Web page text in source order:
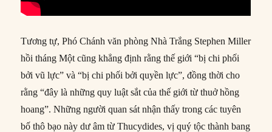
Tương tự, Phó Chánh văn phòng Nhà Trắng Stephen Miller
hồi tháng Một cũng khẳng định rằng thế giới “bị chi phối
bởi vũ lực” và “bị chi phối bởi quyền lực”, đồng thời cho
rằng “đây là những quy luật sắt của thế giới từ thuở hồng
hoang”. Những người quan sát nhận thấy trong các tuyên
bố thô bạo này dư âm từ Thucydides, vị quý tộc thành bang